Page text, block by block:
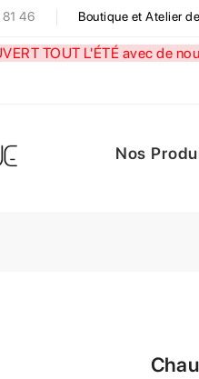
81 46 Boutique et Atelier
TOUT L'ÉTÉ avec de
Nos